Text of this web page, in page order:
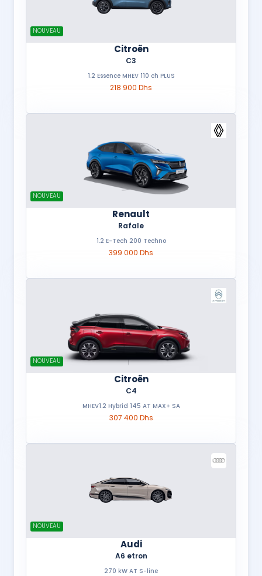
NOUVEAU
Citroën
C3
1.2 Essence MHEV 110 ch PLUS
218 900 Dhs
NOUVEAU
Renault
Rafale
1.2 E-Tech 200 Techno
399 000 Dhs
NOUVEAU
Citroën
C4
MHEV1.2 Hybrid 145 AT MAX+ SA
307 400 Dhs
NOUVEAU
Audi
A6 etron
270 kW AT S-line